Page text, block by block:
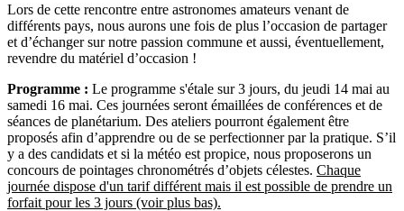
Lors de cette rencontre entre astronomes amateurs venant de
différents pays, nous aurons une fois de plus l’occasion de partager
et d’échanger sur notre passion commune et aussi, éventuellement,
revendre du matériel d’occasion !
Programme : Le programme s'étale sur 3 jours, du jeudi 14 mai au
samedi 16 mai. Ces journées seront émaillées de conférences et de
séances de planétarium. Des ateliers pourront également être
proposés afin d’apprendre ou de se perfectionner par la pratique. S’il
y a des candidats et si la météo est propice, nous proposerons un
concours de pointages chronométrés d’objets célestes. Chaque
journée dispose d'un tarif différent mais il est possible de prendre un
forfait pour les 3 jours (voir plus bas).